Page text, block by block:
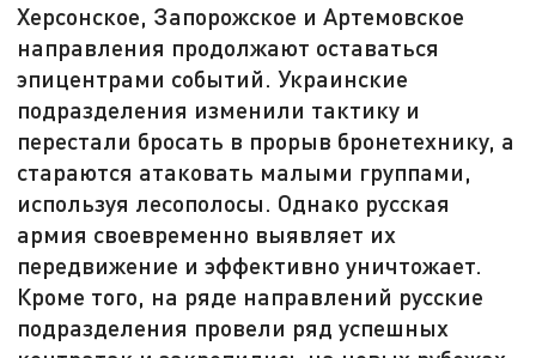
Херсонское, Запорожское и Артемовское
направления продолжают оставаться
эпицентрами событий. Украинские
подразделения изменили тактику и
перестали бросать в прорыв бронетехнику, а
стараются атаковать малыми группами,
используя лесополосы. Однако русская
армия своевременно выявляет их
передвижение и эффективно уничтожает.
Кроме того, на ряде направлений русские
подразделения провели ряд успешных